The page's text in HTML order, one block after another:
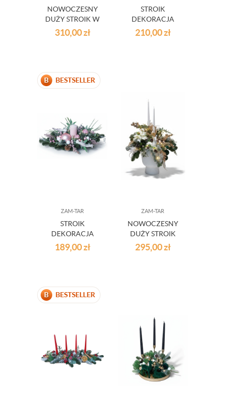
NOWOCZESNY
DUŻY STROIK W
DONICY ZE
ŚWIECAMI
310,00zł
STROIK
DEKORACJA
ŚWIĄTECZNA
SUSZONE OWOCE
210,00zł
ZAM-TAR
STROIK
DEKORACJA
ŚWIĄTECZNA
RÓŻOWOWA
189,00zł
ZAM-TAR
NOWOCZESNY
DUŻY STROIK
DEKORACJA
ŚWIĄTECZNA
295,00zł